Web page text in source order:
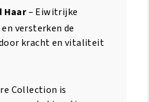
Haar– Eiwitrijke
versterken de
kracht en vitaliteit
Collection is